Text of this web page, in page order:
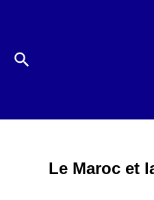
*Le Maroc et